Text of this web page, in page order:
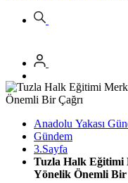
Anadolu Yakası
Gündem
3.Sayfa
Tuzla Halk Eğitimi
Yönelik Önemli Bir